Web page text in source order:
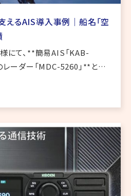
えるAIS導入事例｜船名「空
にて、**簡易AIS「KAB-
レーダー「MDC-5260」**との
AISデータをレーダーへ反映さ
る他船情報の把握に役立つ